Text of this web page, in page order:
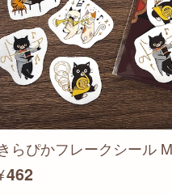
らぴかフレークシール
¥462